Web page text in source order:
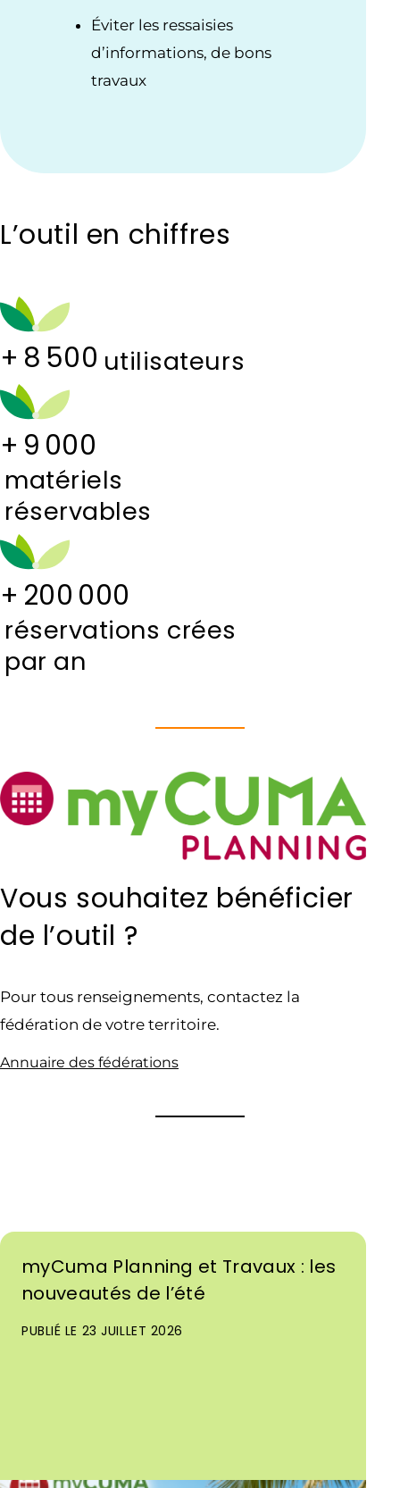
Éviter les ressaisies
d’informations, de bons
travaux
L’outil en chiffres
+ 8 500 utilisateurs
+ 9 000
matériels
réservables
+ 200 000
réservations crées
par an
Vous souhaitez bénéficier
de l’outil ?
Pour tous renseignements, contactez la
fédération de votre territoire.
Annuaire des fédérations
myCuma Planning et Travaux : les
nouveautés de l’été
PUBLIÉ LE 23 JUILLET 2026